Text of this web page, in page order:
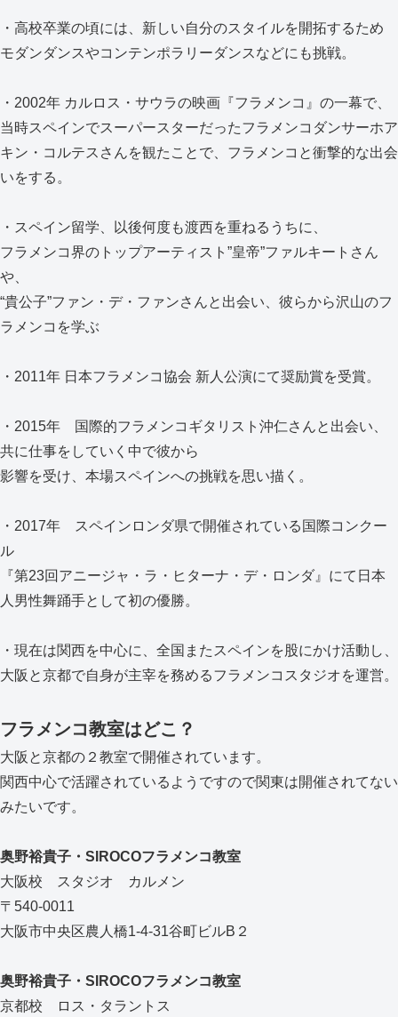
・高校卒業の頃には、新しい自分のスタイルを開拓するため
モダンダンスやコンテンポラリーダンスなどにも挑戦。
・2002年 カルロス・サウラの映画『フラメンコ』の一幕で、
当時スペインでスーパースターだったフラメンコダンサーホア
キン・コルテスさんを観たことで、フラメンコと衝撃的な出会
いをする。
・スペイン留学、以後何度も渡西を重ねるうちに、
フラメンコ界のトップアーティスト”皇帝”ファルキートさん
や、
“貴公子”ファン・デ・ファンさんと出会い、彼らから沢山のフ
ラメンコを学ぶ
・2011年 日本フラメンコ協会 新人公演にて奨励賞を受賞。
・2015年 国際的フラメンコギタリスト沖仁さんと出会い、
共に仕事をしていく中で彼から
影響を受け、本場スペインへの挑戦を思い描く。
・2017年 スペインロンダ県で開催されている国際コンクー
ル
『第23回アニージャ・ラ・ヒターナ・デ・ロンダ』にて日本
人男性舞踊手として初の優勝。
・現在は関西を中心に、全国またスペインを股にかけ活動し、
大阪と京都で自身が主宰を務めるフラメンコスタジオを運営。
フラメンコ教室はどこ？
大阪と京都の２教室で開催されています。
関西中心で活躍されているようですので関東は開催されてない
みたいです。
奥野裕貴子・SIROCOフラメンコ教室
大阪校 スタジオ カルメン
〒540-0011
大阪市中央区農人橋1-4-31谷町ビルB２
奥野裕貴子・SIROCOフラメンコ教室
京都校 ロス・タラントス